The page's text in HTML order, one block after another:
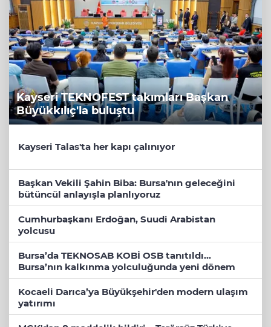
Kayseri TEKNOFEST takımları Başkan
Büyükkılıç'la buluştu
Kayseri Talas'ta her kapı çalınıyor
Başkan Vekili Şahin Biba: Bursa'nın geleceğini
bütüncül anlayışla planlıyoruz
Cumhurbaşkanı Erdoğan, Suudi Arabistan
yolcusu
Bursa’da TEKNOSAB KOBİ OSB tanıtıldı...
Bursa’nın kalkınma yolculuğunda yeni dönem
Kocaeli Darıca’ya Büyükşehir'den modern ulaşım
yatırımı